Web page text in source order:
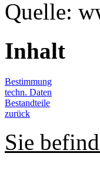
Quelle:
Inhalt
Bestimmung
techn. Daten
Bestandteile
zurück
Sie